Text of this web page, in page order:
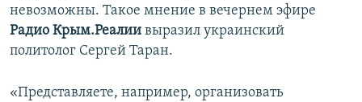
невозможны. Такое мнение в вечернем эфире
Радио Крым.Реалии выразил украинский
политолог Сергей Таран.
«Представляете, например, организовать